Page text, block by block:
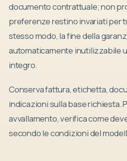
documento contrattuale; non
preferenze restino invariati per
stesso modo, la fine della
automaticamente inutilizzabile
integro.
Conserva fattura, etichetta,
indicazioni sulla base richiesta.
avvallamento, verifica come
secondo le condizioni del